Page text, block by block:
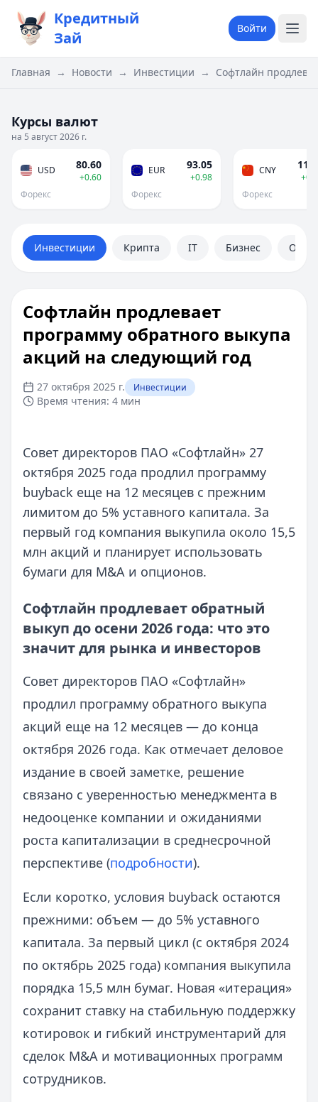
Кредитный
Зай
Войти
Главная → Новости → Инвестиции → Софтлайн
Курсы валют
на 5 август 2026 г.
USD 80.60
+0.60
Форекс
EUR 93.05
+0.98
Форекс
CNY
Форекс
Инвестиции Крипта IT Бизнес
Софтлайн продлевает
программу обратного выкупа
акций на следующий год
27 октября 2025 г. Инвестиции
Время чтения: 4 мин
Совет директоров ПАО «Софтлайн» 27
октября 2025 года продлил программу
buyback еще на 12 месяцев с прежним
лимитом до 5% уставного капитала. За
первый год компания выкупила около 15,5
млн акций и планирует использовать
бумаги для M&A и опционов.
Софтлайн продлевает обратный
выкуп до осени 2026 года: что это
значит для рынка и инвесторов
Совет директоров ПАО «Софтлайн»
продлил программу обратного выкупа
акций еще на 12 месяцев — до конца
октября 2026 года. Как отмечает деловое
издание в своей заметке, решение
связано с уверенностью менеджмента в
недооценке компании и ожиданиями
роста капитализации в среднесрочной
перспективе (подробности).
Если коротко, условия buyback остаются
прежними: объем — до 5% уставного
капитала. За первый цикл (с октября 2024
по октябрь 2025 года) компания выкупила
порядка 15,5 млн бумаг. Новая «итерация»
сохранит ставку на стабильную поддержку
котировок и гибкий инструментарий для
сделок M&A и мотивационных программ
сотрудников.